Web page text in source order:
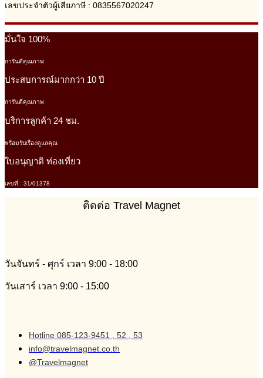
เลขประจำตัวผู้เสียภาษี : 0835567020247
มั่นใจ 100%
การันตีคุณภาพ
ประสบการณ์มากกว่า 10 ปี
การันตีคุณภาพ
บริการลูกค้า 24 ชม.
พร้อมรับเรื่องดูแลคุณ
ใบอนุญาติ ท่องเที่ยว
เลขที่ : 31/01378
ติดต่อ Travel Magnet
วันจันทร์ - ศุกร์ เวลา 9:00 - 18:00
วันเสาร์ เวลา 9:00 - 15:00
Hotline 085-123-9451 , 52 , 53
info@travelmagnet.co.th
@Travelmagnet